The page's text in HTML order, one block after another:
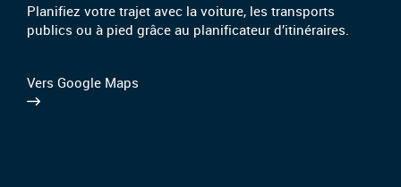
Planifiez votre trajet avec la voiture, les transports
publics ou à pied grâce au planificateur d’itinéraires.
Vers Google Maps